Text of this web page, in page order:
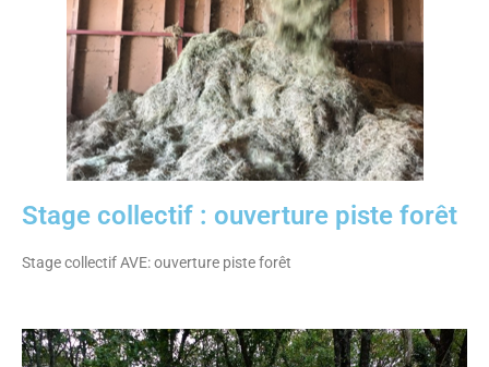
Stage collectif : ouverture piste forêt
Stage collectif AVE: ouverture piste forêt